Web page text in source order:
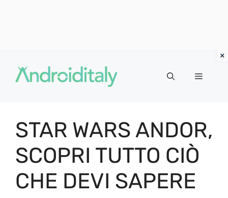
contenuto
MENU
STAR WARS ANDOR,
SCOPRI TUTTO CIÒ
CHE DEVI SAPERE